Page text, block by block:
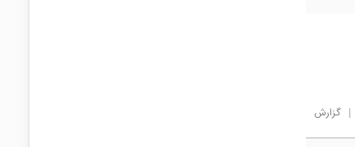
| گزارش